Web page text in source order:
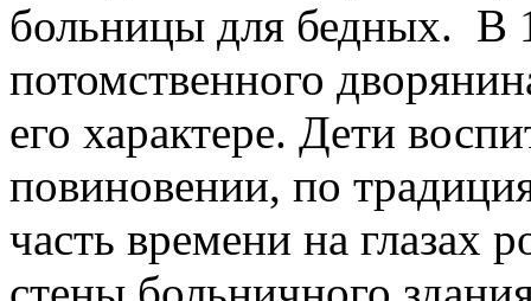
больницы для бедных. В
потомственного
его характере. Дети
повиновении, по
часть времени на глазах